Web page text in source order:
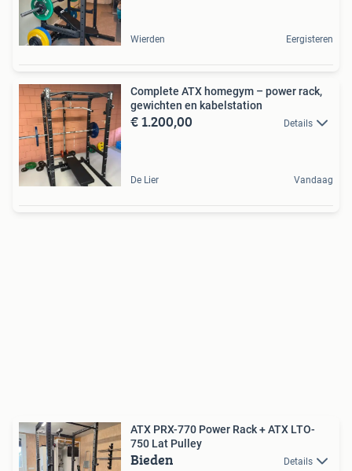
Wierden Eergisteren
Complete ATX homegym – power rack,
gewichten en kabelstation
€ 1.200,00 Details
De Lier Vandaag
ATX PRX-770 Power Rack + ATX LTO-
750 Lat Pulley
Bieden Details